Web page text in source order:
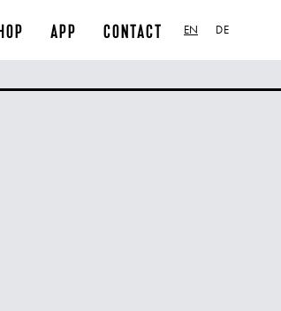
APP CONTACT EN DE